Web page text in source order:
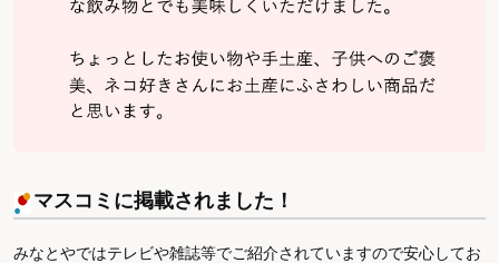
マスコミに掲載されました！
みなとやではテレビや雑誌等でご紹介されていますので安心してお